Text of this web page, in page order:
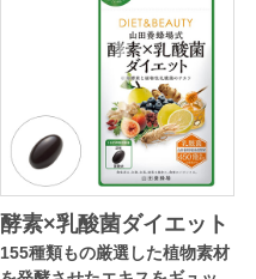
酵素×乳酸菌ダイエット
155種類もの厳選した植物素材